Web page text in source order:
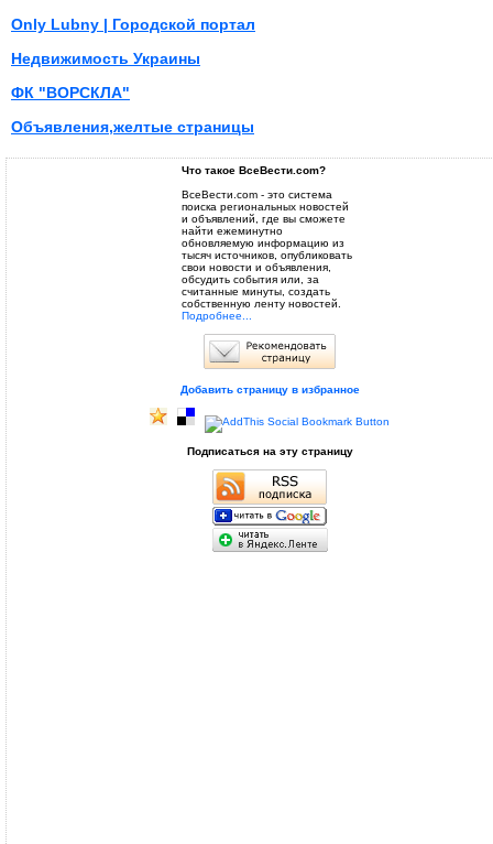
Only Lubny | Городской портал
Недвижимость Украины
ФК "ВОРСКЛА"
Объявления,желтые страницы
Что такое ВсеВести.com?
ВсеВести.com - это система
поиска региональных новостей
и объявлений, где вы сможете
найти ежеминутно
обновляемую информацию из
тысяч источников, опубликовать
свои новости и объявления,
обсудить события или, за
считанные минуты, создать
собственную ленту новостей.
Подробнее...
Добавить страницу в избранное
Подписаться на эту страницу